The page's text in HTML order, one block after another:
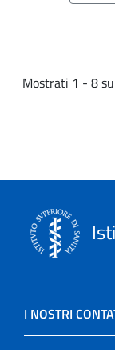
Mostrati 1 - 8
I NOSTRI